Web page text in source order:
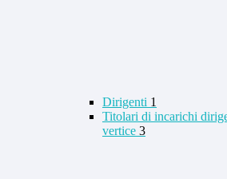
Dirigenti 1
Titolari di incarichi
vertice 3